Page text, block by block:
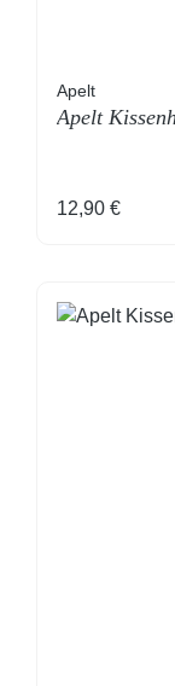
Apelt
Apelt
Regulärer
12,90 €